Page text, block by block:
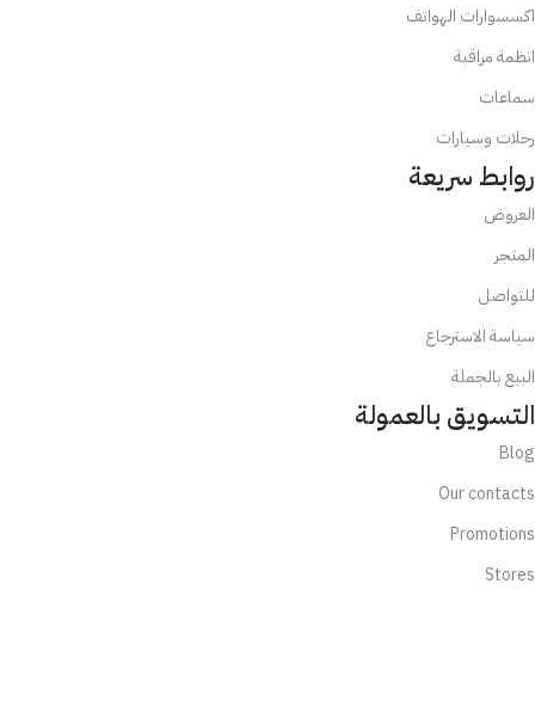
اكسسوارات الهواتف
انظمة مراقبة
سماعات
رحلات وسيارات
روابط سريعة
العروض
المتجر
للتواصل
سياسة الاسترجاع
البيع بالجملة
التسويق بالعمولة
Blog
Our contacts
Promotions
Stores